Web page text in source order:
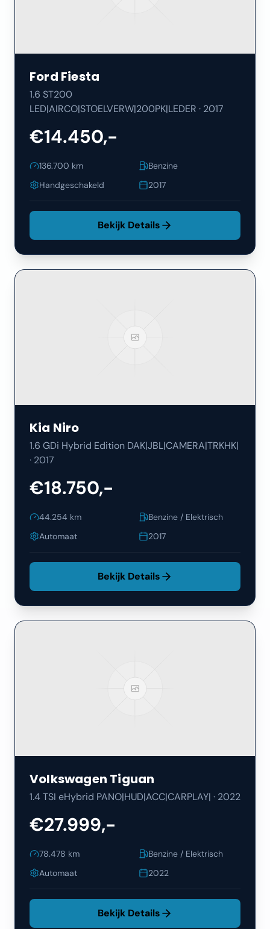
Ford Fiesta
1.6 ST200
LED|AIRCO|STOELVERW|200PK|LEDER · 2017
€14.450,-
136.700 km
Benzine
Handgeschakeld
2017
Bekijk Details
Kia Niro
1.6 GDi Hybrid Edition DAK|JBL|CAMERA|TRKHK|
· 2017
€18.750,-
44.254 km
Benzine / Elektrisch
Automaat
2017
Bekijk Details
Volkswagen Tiguan
1.4 TSI eHybrid PANO|HUD|ACC|CARPLAY| · 2022
€27.999,-
78.478 km
Benzine / Elektrisch
Automaat
2022
Bekijk Details